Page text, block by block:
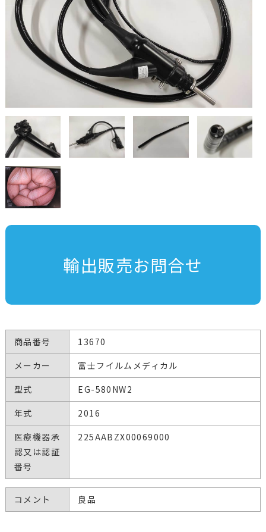
輸出販売お問合せ
商品番号
13670
メーカー
富士フイルムメディカル
型式
EG-580NW2
年式
2016
医療機器承
認又は認証
番号
225AABZX00069000
コメント 良品